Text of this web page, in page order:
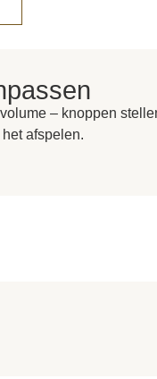
– knoppen
afspelen.